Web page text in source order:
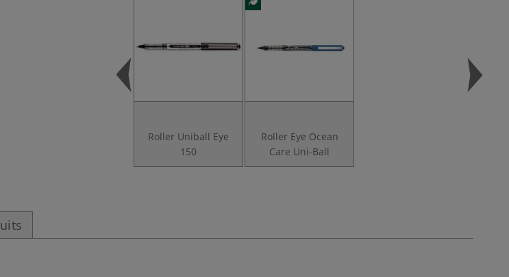
Roller Uniball Eye
150
Roller Eye Ocean
Care Uni-Ball